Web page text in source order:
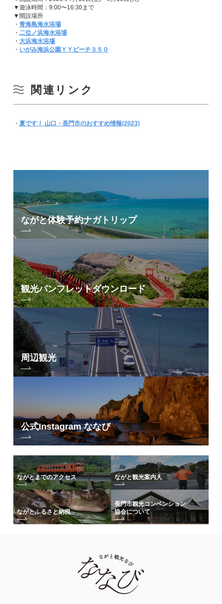
▼遊泳時間：9:00〜16:30まで
▼開設場所
・ 青海島海水浴場
・ 二位ノ浜海水浴場
・ 大浜海水浴場
・ いがみ海浜公園ＹＹビーチ３５０
関連リンク
・ 夏です！ 山口・長門市のおすすめ情報(2023)
ながと体験予約ナガトリップ
観光パンフレットダウンロード
周辺観光
公式Instagram ななび
ながとまでのアクセス ながと観光案内人
ながとふるさと納税
長門市観光コンベンション
協会について